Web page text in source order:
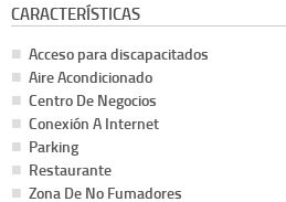
CARACTERÍSTICAS
Acceso para discapacitados
Aire Acondicionado
Centro De Negocios
Conexión A Internet
Parking
Restaurante
Zona De No Fumadores